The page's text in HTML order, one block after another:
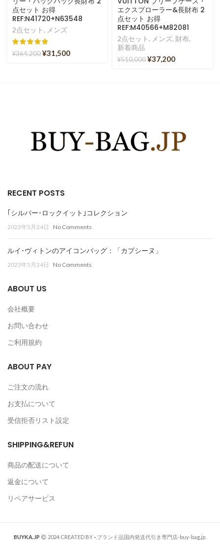
点セット お得
REF:N41720+N63548
2点セット, メンズ
¥364,200¥31,500
エクスプローラー&長財布 2
点セット お得
REF:M40566+M82081
2点セット, メンズ, 財布,
新着商品
¥510,000¥37,200
RECENT POSTS
｢シルバー･ロックイット｣コレクション
2023年5月24日 No Comments
ルイ･ヴィトンのアイコンバッグ：「カプシーヌ」
2023年5月24日 No Comments
ABOUT US
会社概要
お問い合わせ
ご利用規約
ABOUT PAY
ご注文の流れ
お支払について
受信拒否リスト設定
SHIPPING&REFUN
商品の配送について
返金について
リペアサービス
BUYKA.JP 2024 CREATED BY - .ブランド品国内発送代引き専門店-buy-bag.jp.